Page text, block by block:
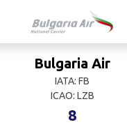
Bulgaria Air
IATA: FB
ICAO: LZB
8